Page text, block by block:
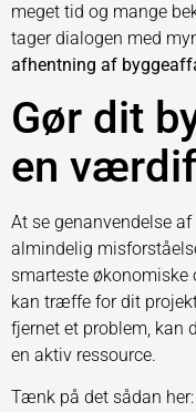
meget tid og mange
tager dialogen med
afhentning af
Gør dit
en
At se genanvendelse
almindelig
smarteste
kan træffe for dit
fjernet et problem, kan
en aktiv ressource.
Tænk på det sådan